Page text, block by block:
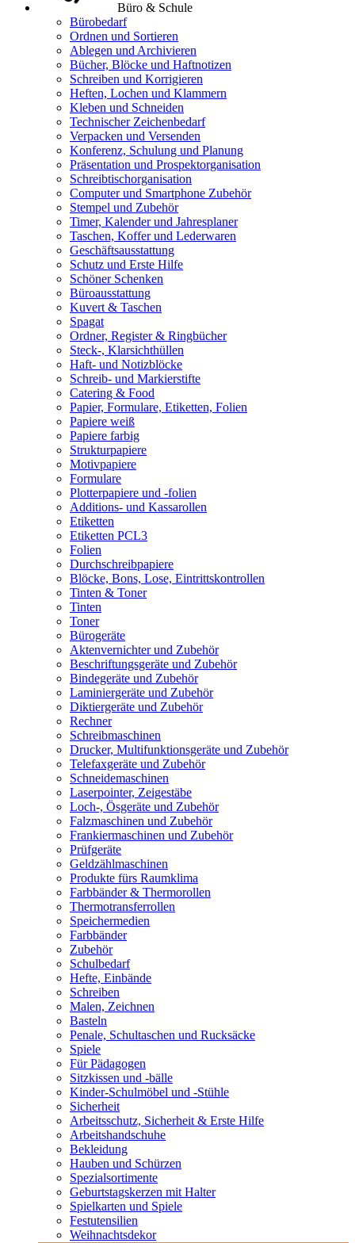
Büro & Schule
Bürobedarf
Ordnen und Sortieren
Ablegen und Archivieren
Bücher, Blöcke und Haftnotizen
Schreiben und Korrigieren
Heften, Lochen und Klammern
Kleben und Schneiden
Technischer Zeichenbedarf
Verpacken und Versenden
Konferenz, Schulung und Planung
Präsentation und Prospektorganisation
Schreibtischorganisation
Computer und Smartphone Zubehör
Stempel und Zubehör
Timer, Kalender und Jahresplaner
Taschen, Koffer und Lederwaren
Geschäftsausstattung
Schutz und Erste Hilfe
Schöner Schenken
Büroausstattung
Kuvert & Taschen
Spagat
Ordner, Register & Ringbücher
Steck-, Klarsichthüllen
Haft- und Notizblöcke
Schreib- und Markierstifte
Catering & Food
Papier, Formulare, Etiketten, Folien
Papiere weiß
Papiere farbig
Strukturpapiere
Motivpapiere
Formulare
Plotterpapiere und -folien
Additions- und Kassarollen
Etiketten
Etiketten PCL3
Folien
Durchschreibpapiere
Blöcke, Bons, Lose, Eintrittskontrollen
Tinten & Toner
Tinten
Toner
Bürogeräte
Aktenvernichter und Zubehör
Beschriftungsgeräte und Zubehör
Bindegeräte und Zubehör
Laminiergeräte und Zubehör
Diktiergeräte und Zubehör
Rechner
Schreibmaschinen
Drucker, Multifunktionsgeräte und Zubehör
Telefaxgeräte und Zubehör
Schneidemaschinen
Laserpointer, Zeigestäbe
Loch-, Ösgeräte und Zubehör
Falzmaschinen und Zubehör
Frankiermaschinen und Zubehör
Prüfgeräte
Geldzählmaschinen
Produkte fürs Raumklima
Farbbänder & Thermorollen
Thermotransferrollen
Speichermedien
Farbbänder
Zubehör
Schulbedarf
Hefte, Einbände
Schreiben
Malen, Zeichnen
Basteln
Penale, Schultaschen und Rucksäcke
Spiele
Für Pädagogen
Sitzkissen und -bälle
Kinder-Schulmöbel und -Stühle
Sicherheit
Arbeitsschutz, Sicherheit & Erste Hilfe
Arbeitshandschuhe
Bekleidung
Hauben und Schürzen
Spezialsortimente
Geburtstagskerzen mit Halter
Spielkarten und Spiele
Festutensilien
Weihnachtsdekor